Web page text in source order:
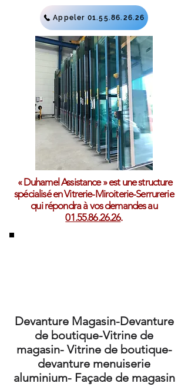
Appeler 01.55.86.26.26
« Duhamel Assistance » est une structure
spécialisé en Vitrerie-Miroiterie-Serrurerie
qui répondra à vos demandes au
01.55.86.26.26.
Devanture Magasin-Devanture
de boutique-Vitrine de
magasin- Vitrine de boutique-
devanture menuiserie
aluminium- Façade de magasin